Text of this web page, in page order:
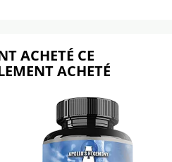
ACHETÉ CE
ACHETÉ